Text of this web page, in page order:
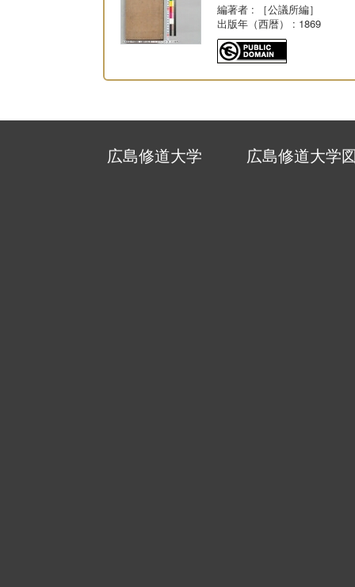
編著者 : ［公議所編］
出版年（西暦）
: 1869
広島修道大学 広島修道大学